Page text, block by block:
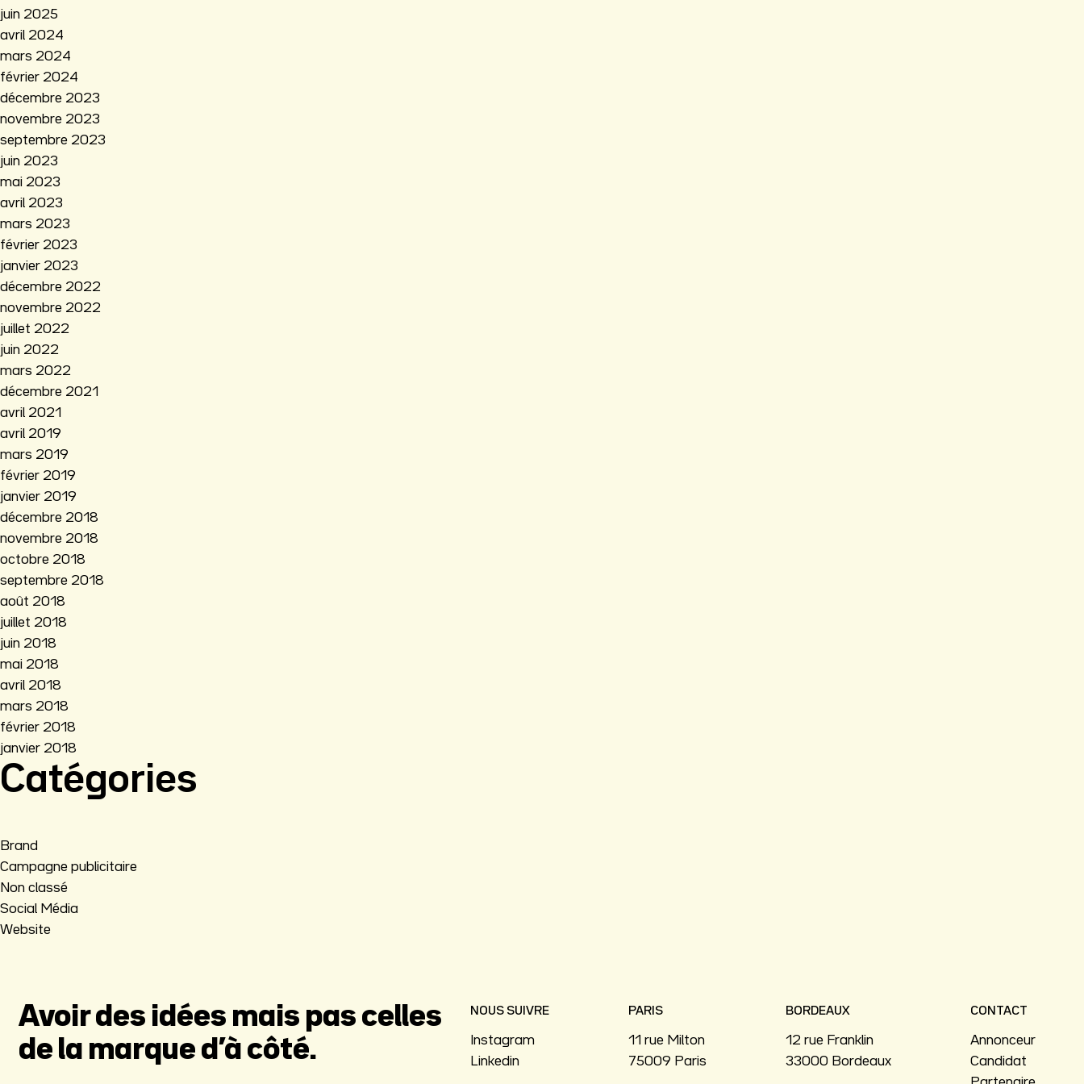
juin 2025
avril 2024
mars 2024
février 2024
décembre 2023
novembre 2023
septembre 2023
juin 2023
mai 2023
avril 2023
mars 2023
février 2023
janvier 2023
décembre 2022
novembre 2022
juillet 2022
juin 2022
mars 2022
décembre 2021
avril 2021
avril 2019
mars 2019
février 2019
janvier 2019
décembre 2018
novembre 2018
octobre 2018
septembre 2018
août 2018
juillet 2018
juin 2018
mai 2018
avril 2018
mars 2018
février 2018
janvier 2018
Catégories
Brand
Campagne publicitaire
Non classé
Social Média
Website
Avoir des idées mais pas celles
de la marque d’à côté.
NOUS SUIVRE
Instagram
Linkedin
PARIS
11 rue Milton
75009 Paris
BORDEAUX
12 rue Franklin
33000 Bordeaux
CONTACT
Annonceur
Candidat